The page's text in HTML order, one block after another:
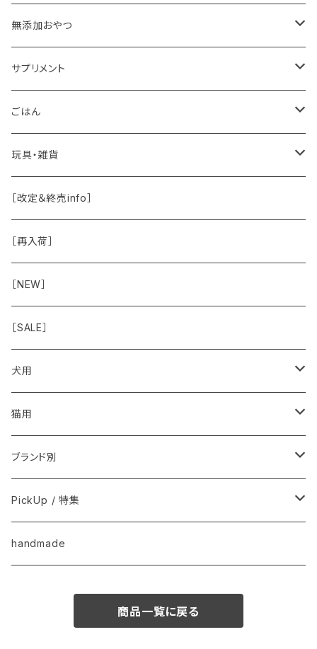
肉球バーム
ドッグソープ
保湿・除菌・虫除け
保湿剤
除菌
おくち・おめめ・おみみ
おくち
おめめ
ブラシと雑貨
無添加おやつ
お肉
お魚
その他（乳製品・果物野菜）
Natural Marche
ちょこっとシリーズ
◾️躾トレーニングに
◾️長く楽しむ用
◾️特別なご褒美/嗜好性高
サプリメント
皮膚被毛
関節・骨
おめめ
おなか
臓-肝腎心膵
免疫力・健康維持
こころ・脳
ごはん
手作り補助
ウェット・お惣菜
ドライ
玩具・雑貨
ノーズワーク・玩具
お散歩用品
オーナー雑貨
［改定＆終売info］
［再入荷］
［NEW］
［SALE］
犬用
フードおやつ
用品
猫用
フードおやつ
用品
ブランド別
Anima Strath
Animal Essentials
PickUp / 特集
換毛期におすすめ
handmade
商品一覧に戻る